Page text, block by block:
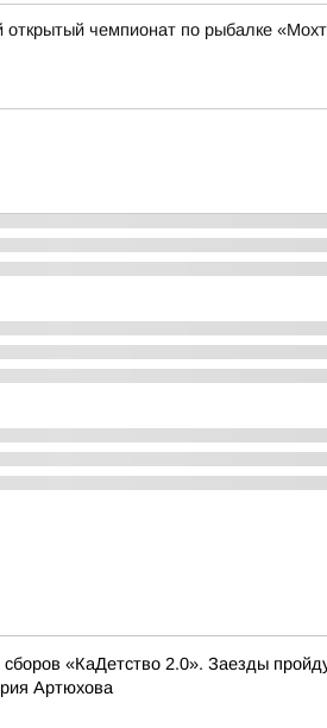
открытый чемпионат по рыбалке
«КаДетство 2.0». Заезды
Артюхова